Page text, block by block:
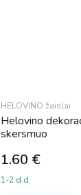
HELOVINO žaislai
Helovino
skersmuo
1.60 €
1-2 d.d.